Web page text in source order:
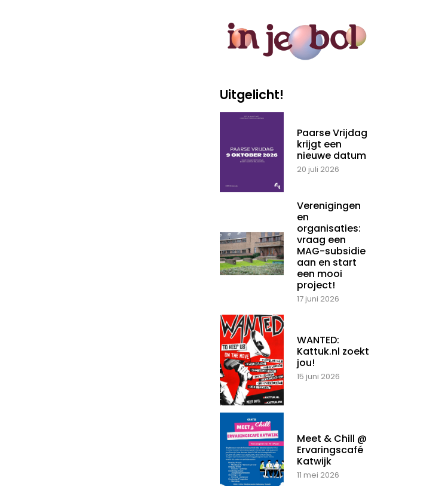
Uitgelicht!
Paarse Vrijdag
krijgt een
nieuwe datum
20 juli 2026
Verenigingen
en
organisaties:
vraag een
MAG-subsidie
aan en start
een mooi
project!
17 juni 2026
WANTED:
Kattuk.nl zoekt
jou!
15 juni 2026
Meet & Chill @
Ervaringscafé
Katwijk
11 mei 2026